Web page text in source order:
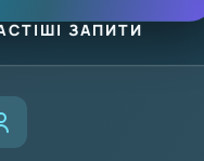
ЗАПИТИ